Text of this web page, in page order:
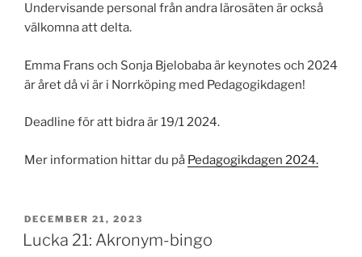
Undervisande personal från andra lärosäten är också
välkomna att delta.
Emma Frans och Sonja Bjelobaba är keynotes och 2024
är året då vi är i Norrköping med Pedagogikdagen!
Deadline för att bidra är 19/1 2024.
Mer information hittar du på Pedagogikdagen 2024.
POSTED
ON
DECEMBER 21, 2023
Lucka 21: Akronym-bingo